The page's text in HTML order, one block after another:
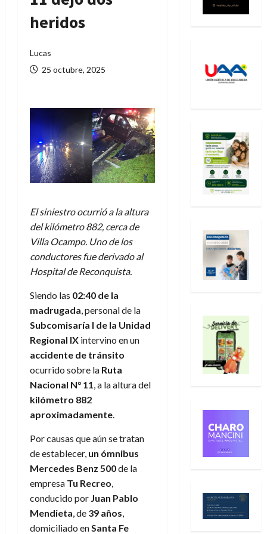
heridos
Lucas
25 octubre, 2025
El siniestro ocurrió a la altura
del kilómetro 882, cerca de
Villa Ocampo. Uno de los
conductores fue derivado al
Hospital de Reconquista.
Siendo las 02:40 de la
madrugada , personal de la
Subcomisaría I de la Unidad
Regional IX intervino en un
accidente de tránsito
ocurrido sobre la Ruta
Nacional N° 11 , a la altura del
kilómetro 882
aproximadamente
Por causas que aún se tratan
de establecer, un ómnibus
Mercedes Benz 500de la
empresa Tu Recreo
conducido por Juan Pablo
Mendieta , de 39 años
domiciliado en Santa Fe